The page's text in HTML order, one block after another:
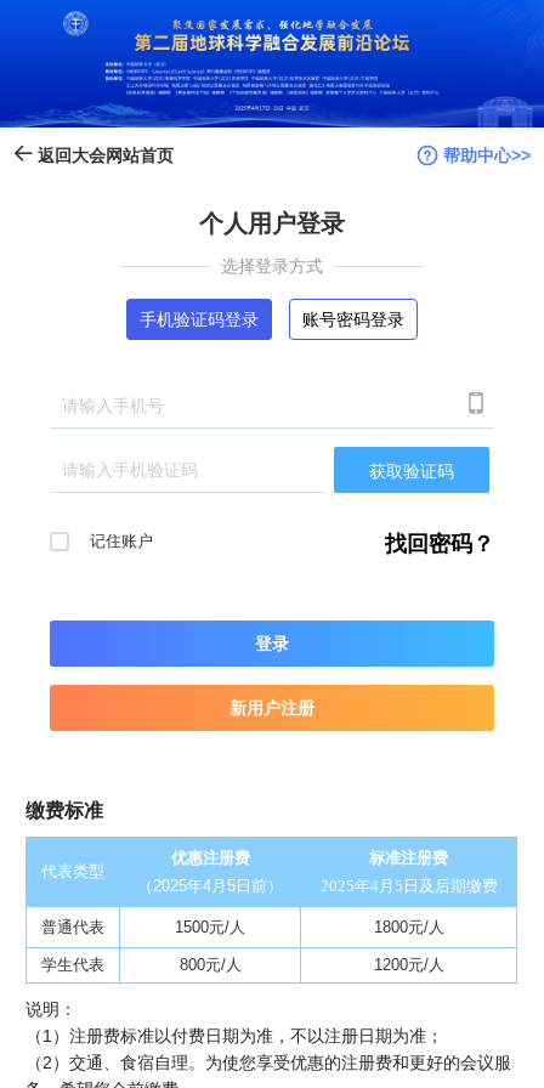
返回大会网站首页 帮助中心>>
个人用户登录
选择登录方式
手机验证码登录 账号密码登录

获取验证码
记住账户 找回密码？
登录
新用户注册
缴费标准
代表类型
优惠注册费
（2025年4月5日前）
标准注册费
2025年4月5日及后期缴费
普通代表 1500元/人 1800元/人
学生代表 800元/人 1200元/人
说明：
（1）注册费标准以付费日期为准，不以注册日期为准；
（2）交通、食宿自理。为使您享受优惠的注册费和更好的会议服